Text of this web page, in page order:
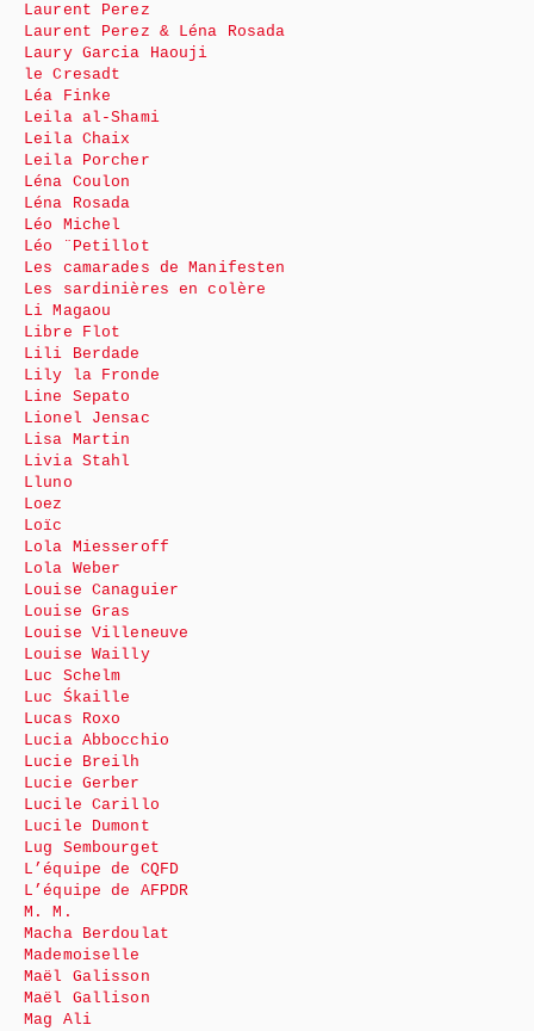
Laurent Perez
Laurent Perez & Léna Rosada
Laury Garcia Haouji
le Cresadt
Léa Finke
Leila al-Shami
Leila Chaix
Leila Porcher
Léna Coulon
Léna Rosada
Léo Michel
Léo ¨Petillot
Les camarades de Manifesten
Les sardinières en colère
Li Magaou
Libre Flot
Lili Berdade
Lily la Fronde
Line Sepato
Lionel Jensac
Lisa Martin
Livia Stahl
Lluno
Loez
Loïc
Lola Miesseroff
Lola Weber
Louise Canaguier
Louise Gras
Louise Villeneuve
Louise Wailly
Luc Schelm
Luc Śkaille
Lucas Roxo
Lucia Abbocchio
Lucie Breilh
Lucie Gerber
Lucile Carillo
Lucile Dumont
Lug Sembourget
L’équipe de CQFD
L’équipe de AFPDR
M. M.
Macha Berdoulat
Mademoiselle
Maël Galisson
Maël Gallison
Mag Ali